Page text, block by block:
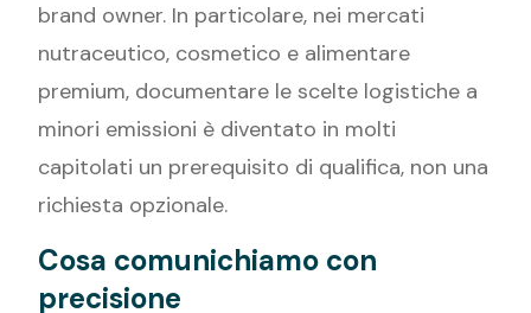
brand owner. In particolare, nei mercati
nutraceutico, cosmetico e alimentare
premium, documentare le scelte logistiche a
minori emissioni è diventato in molti
capitolati un prerequisito di qualifica, non una
richiesta opzionale.
Cosa comunichiamo con
precisione